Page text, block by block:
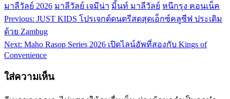
มาลีวัลย์ 2026 มาลีวัลย์ เจมีน่า มิ้นท์ มาลีวัลย์ หนีกรุง คอนเน็ค
แนะแนว
เรื่อง
Previous: JUST KIDS โปรเจกต์ดนตรีสดสุดเอ็กซ์คลูซีฟ ประเดิม
ด้วย Zambug
Next: Maho Rasop Series 2026 เปิดไลน์อัพที่สองกับ Kings of
Convenience
ใส่ความเห็น